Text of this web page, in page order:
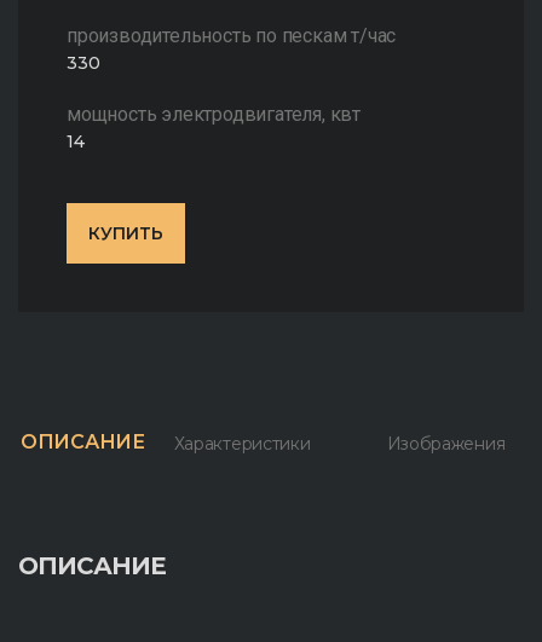
производительность по пескам т/час
330
мощность электродвигателя, квт
14
КУПИТЬ
ОПИСАНИЕ Характеристики Изображения
ОПИСАНИЕ